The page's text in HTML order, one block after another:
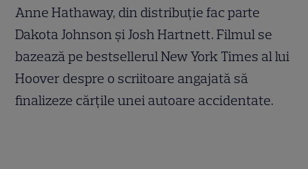
Anne Hathaway, din distribuție fac parte
Dakota Johnson și Josh Hartnett. Filmul se
bazează pe bestsellerul New York Times al lui
Hoover despre o scriitoare angajată să
finalizeze cărțile unei autoare accidentate.